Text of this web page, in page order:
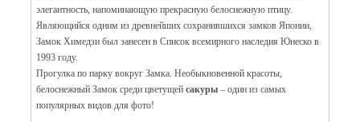
элегантность, напоминающую прекрасную белоснежную птицу.
Являющийся одним из древнейших сохранившихся замков Японии,
Замок Химедзи был занесен в Список всемирного наследия Юнеско в
1993 году.
Прогулка по парку вокруг Замка. Необыкновенной красоты,
белоснежный Замок среди цветущей сакуры – один из самых
популярных видов для фото!